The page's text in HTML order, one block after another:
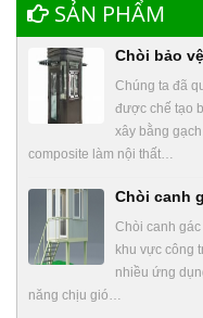
SẢN PHẨM
Chòi bảo vệ
Chúng ta đã
được chế tạo
xây bằng
composite làm nội thất…
Chòi canh
Chòi canh
khu vực công
nhiều ứng
năng chịu gió…